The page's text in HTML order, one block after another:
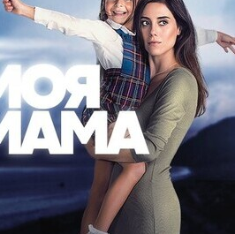
58 серия
59 серия
62 серия
63 серия
66 серия
67 серия
70 серия
71 серия
74 серия
75 серия